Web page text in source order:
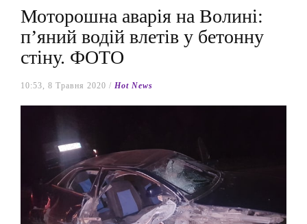
Моторошна аварія на Волині:
п’яний водій влетів у бетонну
стіну. ФОТО
10:53, 8 Травня 2020 / Hot News